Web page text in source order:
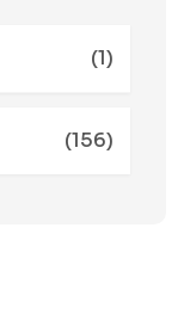
(1)
(156)